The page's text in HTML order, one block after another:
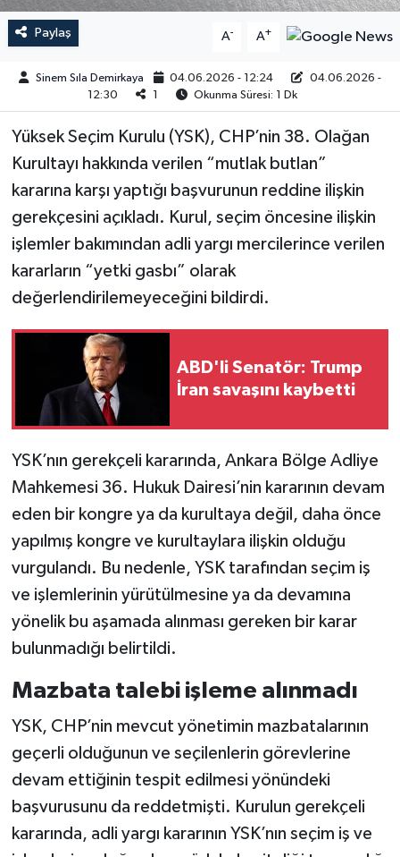
Paylaş A- A+
Sinem Sıla Demirkaya 04.06.2026 - 12:24
04.06.2026 -
12:30
1 Okunma Süresi: 1 Dk
Yüksek Seçim Kurulu (YSK), CHP’nin 38. Olağan
Kurultayı hakkında verilen “mutlak butlan”
kararına karşı yaptığı başvurunun reddine ilişkin
gerekçesini açıkladı. Kurul, seçim öncesine ilişkin
işlemler bakımından adli yargı mercilerince verilen
kararların “yetki gasbı” olarak
değerlendirilemeyeceğini bildirdi.
ABD'li Senatör: Trump
İran savaşını kaybetti
YSK’nın gerekçeli kararında, Ankara Bölge Adliye
Mahkemesi 36. Hukuk Dairesi’nin kararının devam
eden bir kongre ya da kurultaya değil, daha önce
yapılmış kongre ve kurultaylara ilişkin olduğu
vurgulandı. Bu nedenle, YSK tarafından seçim iş
ve işlemlerinin yürütülmesine ya da devamına
yönelik bu aşamada alınması gereken bir karar
bulunmadığı belirtildi.
Mazbata talebi işleme alınmadı
YSK, CHP’nin mevcut yönetimin mazbatalarının
geçerli olduğunun ve seçilenlerin görevlerine
devam ettiğinin tespit edilmesi yönündeki
başvurusunu da reddetmişti. Kurulun gerekçeli
kararında, adli yargı kararının YSK’nın seçim iş ve